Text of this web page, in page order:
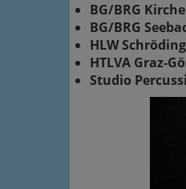
BG/BRG
BG/BRG
HLW
HTLVA Graz-
Studio